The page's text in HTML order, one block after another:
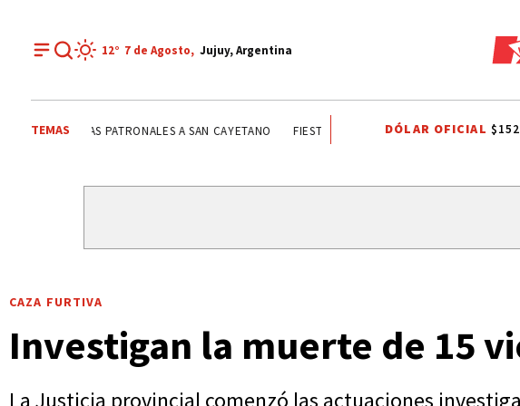
12° 7 de Agosto, Jujuy, Argentina
TEMAS FIESTAS PATRONALES A SAN CAYETANO FIESTAS PATRONALES A SAN CAYETANO
DÓLAR OFICIAL
CAZA FURTIVA
Investigan la muerte de 15
La Justicia provincial comenzó las actuaciones